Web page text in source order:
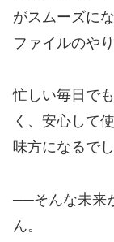
がスムーズに
ファイルのや
忙しい毎日で
く、安心して
味方になるでし
──そんな未来
ん。